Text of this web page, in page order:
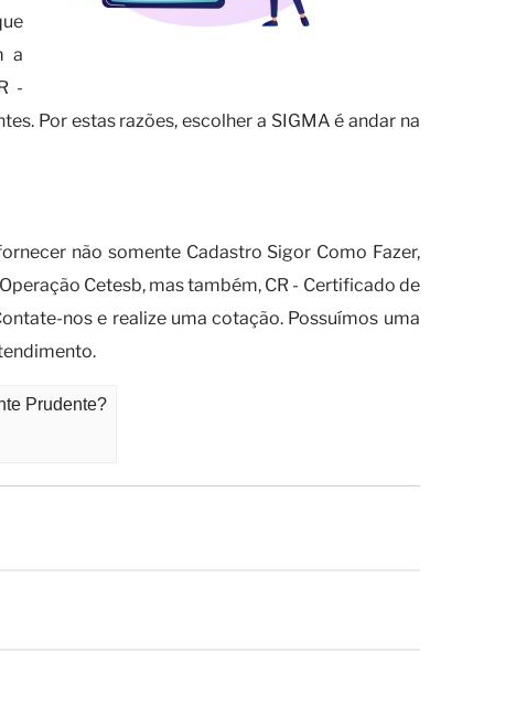
a
-
Por estas razões, escolher a SIGMA é andar na
não somente Cadastro Sigor Como Fazer,
Cetesb, mas também, CR - Certificado de
nos e realize uma cotação. Possuímos uma
Prudente?